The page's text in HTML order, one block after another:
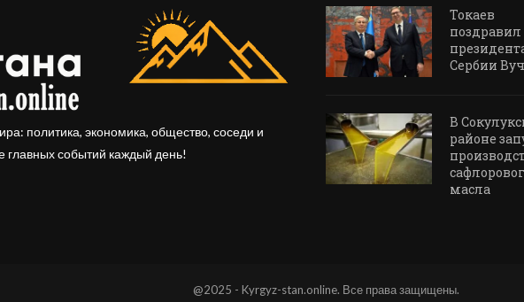
политика, экономика, общество, соседи и
главных событий каждый день!
Токаев
поздравил
Сербии
В
районе
масла
@2025 - Kyrgyz-stan.online. Все права защищены.